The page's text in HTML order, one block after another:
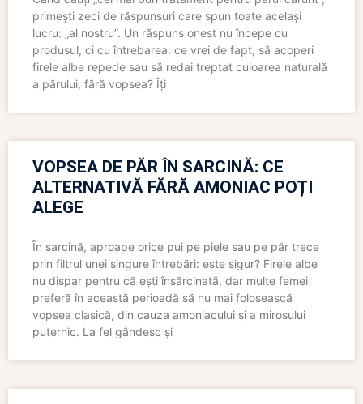
primești zeci de răspunsuri care spun toate același
lucru: „al nostru”. Un răspuns onest nu începe cu
produsul, ci cu întrebarea: ce vrei de fapt, să acoperi
firele albe repede sau să redai treptat culoarea naturală
a părului, fără vopsea? Îți
VOPSEA DE PĂR ÎN SARCINĂ: CE
ALTERNATIVĂ FĂRĂ AMONIAC POȚI
ALEGE
În sarcină, aproape orice pui pe piele sau pe păr trece
prin filtrul unei singure întrebări: este sigur? Firele albe
nu dispar pentru că ești însărcinată, dar multe femei
preferă în această perioadă să nu mai folosească
vopsea clasică, din cauza amoniacului și a mirosului
puternic. La fel gândesc și